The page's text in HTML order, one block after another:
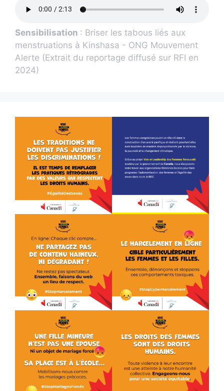
Sensibilisation : Briser les tabous liés aux
menstruations à Kinshasa - ONG Mouvement
Alerte (Extrait du reportage diffusé sur RFI en
2024)